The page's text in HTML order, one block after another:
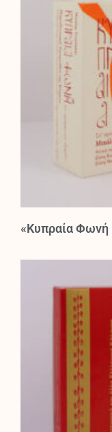
«Κυπραία Φωνή